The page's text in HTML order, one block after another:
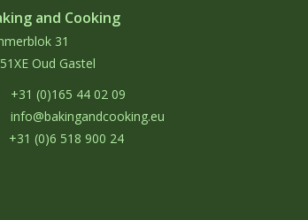
and Cooking
31
Oud Gastel
+31 (0)165 44 02 09
info@bakingandcooking.eu
+31 (0)6 518 900 24